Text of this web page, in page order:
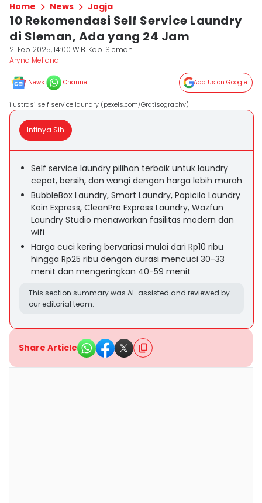
Home News Jogja
10 Rekomendasi Self Service Laundry
di Sleman, Ada yang 24 Jam
21 Feb 2025, 14:00 WIB Kab. Sleman
Aryna Meliana
News Channel Add Us on Google
ilustrasi self service laundry (pexels.com/Gratisography)
Intinya Sih
Self service laundry pilihan terbaik untuk laundry
cepat, bersih, dan wangi dengan harga lebih murah
BubbleBox Laundry, Smart Laundry, Papicilo Laundry
Koin Express, CleanPro Express Laundry, Wazfun
Laundry Studio menawarkan fasilitas modern dan
wifi
Harga cuci kering bervariasi mulai dari Rp10 ribu
hingga Rp25 ribu dengan durasi mencuci 30-33
menit dan mengeringkan 40-59 menit
This section summary was AI-assisted and reviewed by
our editorial team.
Share Article